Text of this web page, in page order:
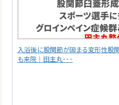
入浴後に股関節が固まる変形性股
も来院｜田主丸･･･